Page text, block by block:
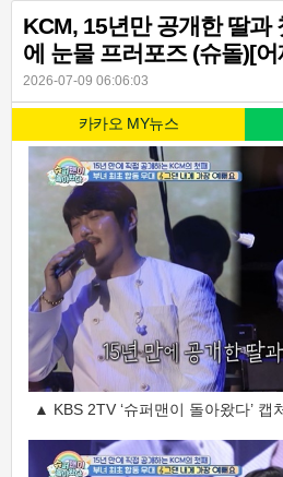
KCM, 15년만 공개한 딸
에 눈물 프러포즈 (슈돌)[
2026-07-09 06:06:03
카카오 MY뉴스
▲ KBS 2TV ‘슈퍼맨이 돌아왔다’ 캡